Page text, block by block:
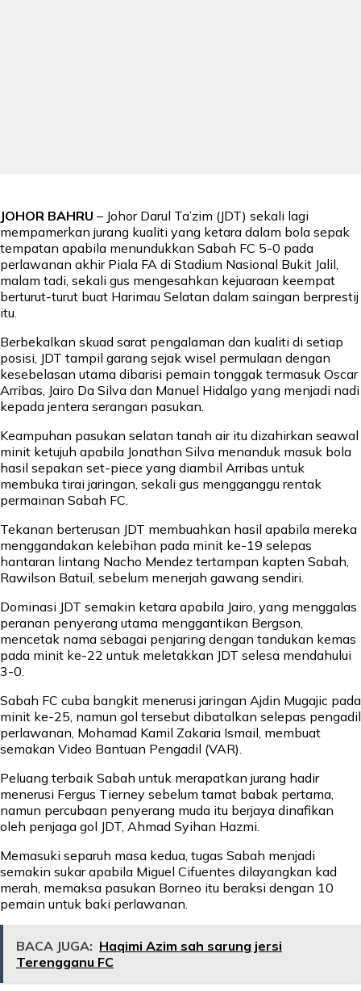
JOHOR BAHRU – Johor Darul Ta’zim (JDT) sekali lagi
mempamerkan jurang kualiti yang ketara dalam bola sepak
tempatan apabila menundukkan Sabah FC 5-0 pada
perlawanan akhir Piala FA di Stadium Nasional Bukit Jalil,
malam tadi, sekali gus mengesahkan kejuaraan keempat
berturut-turut buat Harimau Selatan dalam saingan berprestij
itu.
Berbekalkan skuad sarat pengalaman dan kualiti di setiap
posisi, JDT tampil garang sejak wisel permulaan dengan
kesebelasan utama dibarisi pemain tonggak termasuk Oscar
Arribas, Jairo Da Silva dan Manuel Hidalgo yang menjadi nadi
kepada jentera serangan pasukan.
Keampuhan pasukan selatan tanah air itu dizahirkan seawal
minit ketujuh apabila Jonathan Silva menanduk masuk bola
hasil sepakan set-piece yang diambil Arribas untuk
membuka tirai jaringan, sekali gus mengganggu rentak
permainan Sabah FC.
Tekanan berterusan JDT membuahkan hasil apabila mereka
menggandakan kelebihan pada minit ke-19 selepas
hantaran lintang Nacho Mendez tertampan kapten Sabah,
Rawilson Batuil, sebelum menerjah gawang sendiri.
Dominasi JDT semakin ketara apabila Jairo, yang menggalas
peranan penyerang utama menggantikan Bergson,
mencetak nama sebagai penjaring dengan tandukan kemas
pada minit ke-22 untuk meletakkan JDT selesa mendahului
3-0.
Sabah FC cuba bangkit menerusi jaringan Ajdin Mugajic pada
minit ke-25, namun gol tersebut dibatalkan selepas pengadil
perlawanan, Mohamad Kamil Zakaria Ismail, membuat
semakan Video Bantuan Pengadil (VAR).
Peluang terbaik Sabah untuk merapatkan jurang hadir
menerusi Fergus Tierney sebelum tamat babak pertama,
namun percubaan penyerang muda itu berjaya dinafikan
oleh penjaga gol JDT, Ahmad Syihan Hazmi.
Memasuki separuh masa kedua, tugas Sabah menjadi
semakin sukar apabila Miguel Cifuentes dilayangkan kad
merah, memaksa pasukan Borneo itu beraksi dengan 10
pemain untuk baki perlawanan.
BACA JUGA: Haqimi Azim sah sarung jersi
Terengganu FC